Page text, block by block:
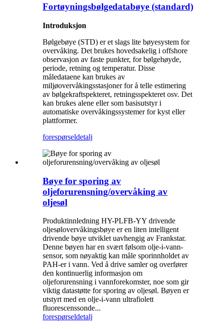
Fortøyningsbølgedatabøye (standard)
Introduksjon
Bølgebøye (STD) er et slags lite bøyesystem for
overvåking. Det brukes hovedsakelig i offshore
observasjon av faste punkter, for bølgehøyde,
periode, retning og temperatur. Disse
måledataene kan brukes av
miljøovervåkingsstasjoner for å telle estimering
av bølgekraftspekteret, retningsspekteret osv. Det
kan brukes alene eller som basisutstyr i
automatiske overvåkingssystemer for kyst eller
plattformer.
forespørseldetalj
Bøye for sporing av
oljeforurensning/overvåking av
oljesøl
Produktinnledning HY-PLFB-YY drivende
oljesølovervåkingsbøye er en liten intelligent
drivende bøye utviklet uavhengig av Frankstar.
Denne bøyen har en svært følsom olje-i-vann-
sensor, som nøyaktig kan måle sporinnholdet av
PAH-er i vann. Ved å drive samler og overfører
den kontinuerlig informasjon om
oljeforurensning i vannforekomster, noe som gir
viktig datastøtte for sporing av oljesøl. Bøyen er
utstyrt med en olje-i-vann ultrafiolett
fluorescenssonde...
forespørseldetalj